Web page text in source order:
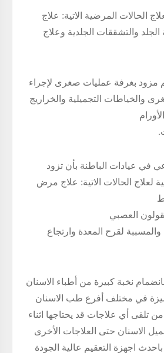
الحالات المرضية الاتية: علاج
والتشققات الجلدية وعلاج
مزود بغرفة عمليات صغرى لإجراء
والخياطات التجميلية والخراريج
في عيادات الباطنة بأن تزود
لعلاج الحالات الاتية: علاج مرض
العصبي
لقرح المعدة وارتجاع
نخبة كبيرة من أطباء الاسنان
في مختلف أفرع طب الاسنان
تلقى أي علاجات قد يحتاجها اثناء
الاسنان حتى العلاجات الأخرى
اجهزة التعقيم عالية الجودة